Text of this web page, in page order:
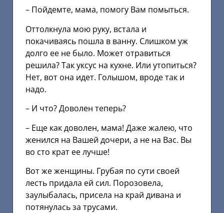
– Пойдемте, мама, помогу Вам помыться.
Оттолкнула мою руку, встала и
покачиваясь пошла в ванну. Слишком уж
долго ее не было. Может отравиться
решила? Так уксус на кухне. Или утопиться?
Нет, вот она идет. Голышом, вроде так и
надо.
– И что? Доволен теперь?
– Еще как доволен, мама! Даже жалею, что
женился на Вашей дочери, а не на Вас. Вы
во сто крат ее лучше!
Вот же женщины. Грубая по сути своей
лесть придала ей сил. Порозовела,
заулыбалась, присела на край дивана и
потянулась за трусами.